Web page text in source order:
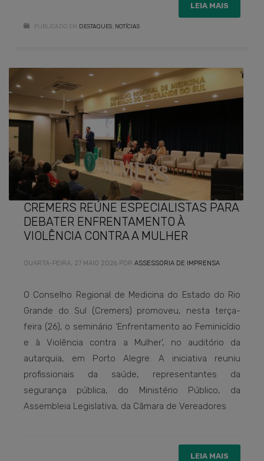
LEIA MAIS
PUBLICADO EM DESTAQUES NOTÍCIAS
CREMERS REÚNE ESPECIALISTAS PARA
DEBATER ENFRENTAMENTO À
VIOLÊNCIA CONTRA A MULHER
QUARTA-FEIRA, 27 MAIO 2026 POR ASSESSORIA DE IMPRENSA
O Conselho Regional de Medicina do Estado do Rio
Grande do Sul (Cremers) promoveu, nesta terça-
feira (26), o seminário ‘Enfrentamento ao Feminicídio
e à Violência contra a Mulher’, no auditório da
autarquia, em Porto Alegre. A iniciativa reuniu
profissionais da saúde, representantes da
segurança pública, do Ministério Público, da
Assembleia Legislativa, da Câmara de Vereadores
LEIA MAIS